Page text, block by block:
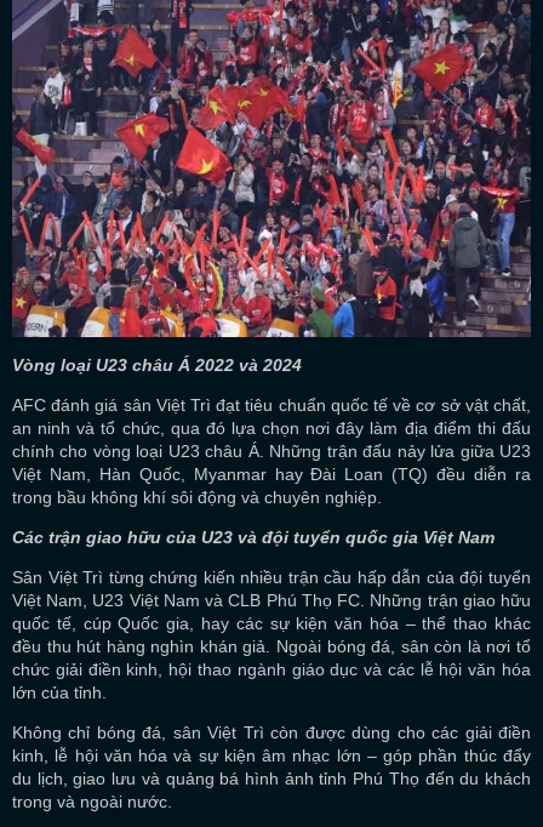
Vòng loại U23 châu Á 2022 và 2024
AFC đánh giá sân Việt Trì đạt tiêu chuẩn quốc tế về cơ sở vật chất,
an ninh và tổ chức, qua đó lựa chọn nơi đây làm địa điểm thi đấu
chính cho vòng loại U23 châu Á. Những trận đấu nảy lửa giữa U23
Việt Nam, Hàn Quốc, Myanmar hay Đài Loan (TQ) đều diễn ra
trong bầu không khí sôi động và chuyên nghiệp.
Các trận giao hữu của U23 và đội tuyển quốc gia Việt Nam
Sân Việt Trì từng chứng kiến nhiều trận cầu hấp dẫn của đội tuyển
Việt Nam, U23 Việt Nam và CLB Phú Thọ FC. Những trận giao hữu
quốc tế, cúp Quốc gia, hay các sự kiện văn hóa – thể thao khác
đều thu hút hàng nghìn khán giả. Ngoài bóng đá, sân còn là nơi tổ
chức giải điền kinh, hội thao ngành giáo dục và các lễ hội văn hóa
lớn của tỉnh.
Không chỉ bóng đá, sân Việt Trì còn được dùng cho các giải điền
kinh, lễ hội văn hóa và sự kiện âm nhạc lớn – góp phần thúc đẩy
du lịch, giao lưu và quảng bá hình ảnh tỉnh Phú Thọ đến du khách
trong và ngoài nước.